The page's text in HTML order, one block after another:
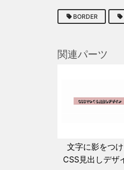
BORDER
関連パーツ
文字に影をつ
CSS見出しデザ